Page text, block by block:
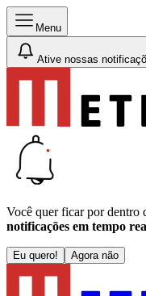
Menu
Ative nossas
Você quer ficar por dentro
notificações em tempo
Eu quero! Agora não